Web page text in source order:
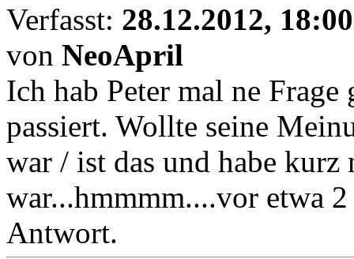
Verfasst: 28.12.2012, 18:00
von NeoApril
Ich hab Peter mal ne Frage
passiert. Wollte seine
war / ist das und habe kurz
war...hmmmm....vor etwa
Antwort.